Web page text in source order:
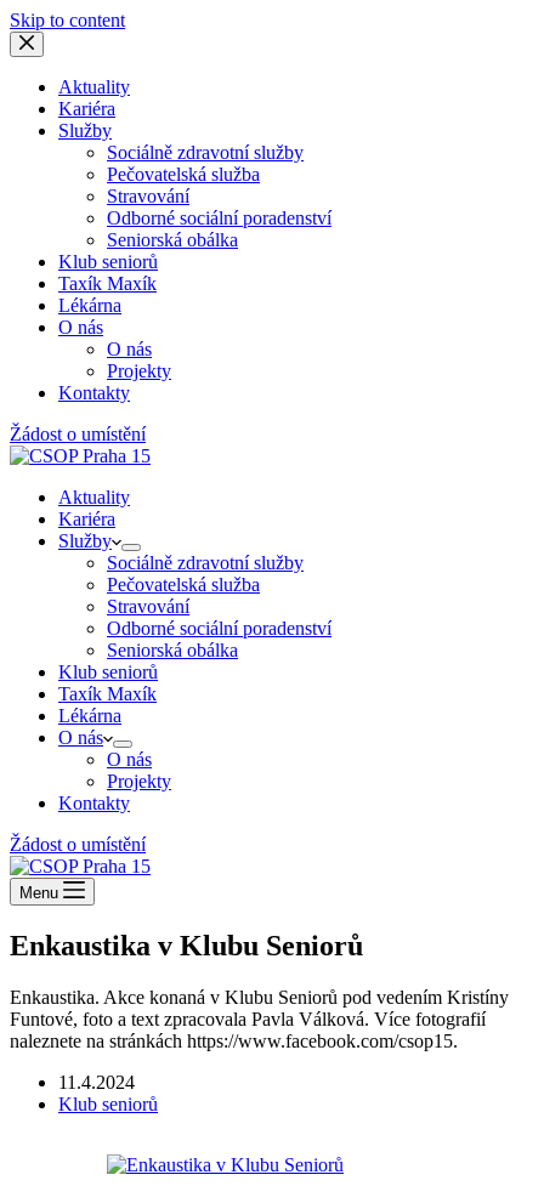
Skip to content
Aktuality
Kariéra
Služby
Sociálně zdravotní služby
Pečovatelská služba
Stravování
Odborné sociální poradenství
Seniorská obálka
Klub seniorů
Taxík Maxík
Lékárna
O nás
O nás
Projekty
Kontakty
Žádost o umístění
Aktuality
Kariéra
Služby
Sociálně zdravotní služby
Pečovatelská služba
Stravování
Odborné sociální poradenství
Seniorská obálka
Klub seniorů
Taxík Maxík
Lékárna
O nás
O nás
Projekty
Kontakty
Žádost o umístění
Menu
Enkaustika v Klubu Seniorů
Enkaustika. Akce konaná v Klubu Seniorů pod vedením Kristíny
Funtové, foto a text zpracovala Pavla Válková. Více fotografií
naleznete na stránkách https://www.facebook.com/csop15.
11.4.2024
Klub seniorů